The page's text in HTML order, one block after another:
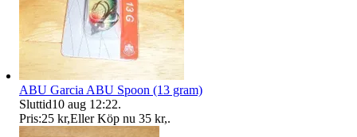
ABU Garcia ABU Spoon (13 gram)
Sluttid10 aug 12:22.
Pris:25 kr,Eller Köp nu 35 kr,.